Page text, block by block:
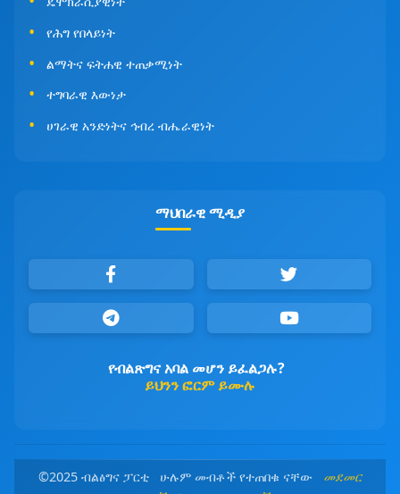
የሕግ የበላይነት
ልማትና ፍትሐዊ ተጠቃሚነት
ተግባራዊ እውነታ
ሀገራዊ አንድነትና ኅብረ ብሔራዊነት
ማህበራዊ ሚዲያ
የብልጽግና አባል መሆን ይፈልጋሉ?
ይህንን ፎርም ይሙሉ
©2025 ብልፅግና ፓርቲ ሁሉም መብቶች የተጠበቁ ናቸው መደመር